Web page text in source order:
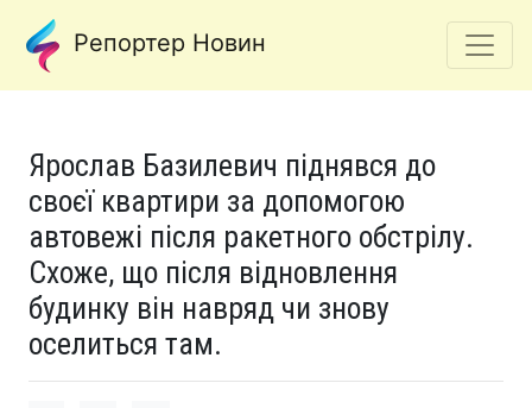
Репортер Новин
Ярослав Базилевич піднявся до
своєї квартири за допомогою
автовежі після ракетного обстрілу.
Схоже, що після відновлення
будинку він навряд чи знову
оселиться там.